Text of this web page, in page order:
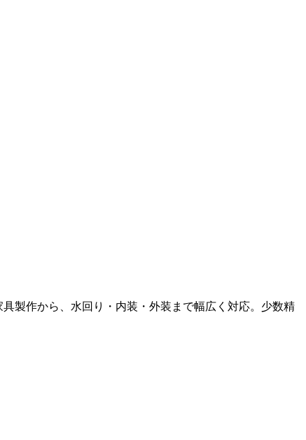
製作から、水回り・内装・外装まで幅広く対応。少数精